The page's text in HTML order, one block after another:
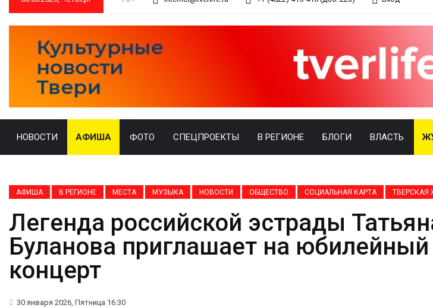
НОВОСТИ АФИША ФОТО СПЕЦПРОЕКТЫ В РЕГИОНЕ БЛОГИ ВЛАСТЬ
АФИША В РЕГИОНЕ МЕСТА МУЗЫКА НОВОСТИ ОБЩЕСТВО СОЦИАЛЬНАЯ КАРТА ТВЕРСКАЯ
Легенда российской эстрады
Буланова приглашает на юбилейный
концерт
30 января 2026, Пятница 16:30